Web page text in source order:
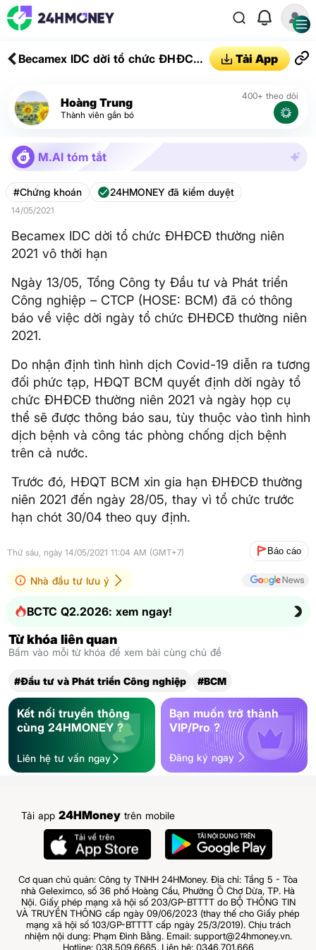
Becamex IDC dời tổ chức ĐHĐCĐ
Tải App
Hoàng Trung
Thành viên gắn bó
400+ theo dõi
M.AI tóm tắt
#Chứng khoán 24HMONEY đã kiểm duyệt
14/05/2021
Becamex IDC dời tổ chức ĐHĐCĐ thường niên
2021 vô thời hạn
Ngày 13/05, Tổng Công ty Đầu tư và Phát triển
Công nghiệp – CTCP (HOSE: BCM) đã có thông
báo về việc dời ngày tổ chức ĐHĐCĐ thường niên
2021.
Do nhận định tình hình dịch Covid-19 diễn ra tương
đối phức tạp, HĐQT BCM quyết định dời ngày tổ
chức ĐHĐCĐ thường niên 2021 và ngày họp cụ
thể sẽ được thông báo sau, tùy thuộc vào tình hình
dịch bệnh và công tác phòng chống dịch bệnh
trên cả nước.
Trước đó, HĐQT BCM xin gia hạn ĐHĐCĐ thường
niên 2021 đến ngày 28/05, thay vì tổ chức trước
hạn chót 30/04 theo quy định.
Thứ sáu, ngày 14/05/2021 11:04 AM (GMT+7) Báo cáo
Nhà đầu tư lưu ý
BCTC Q2.2026: xem ngay!
Từ khóa liên quan
Bấm vào mỗi từ khóa để xem bài cùng chủ đề
#Đầu tư và Phát triển Công nghiệp #BCM
Kết nối truyền thông
cùng 24HMONEY ?
Liên hệ tư vấn ngay
Bạn muốn trở thành
VIP/Pro ?
Đăng ký ngay
Tải app 24HMoney trên mobile
Cơ quan chủ quản: Công ty TNHH 24HMoney. Địa chỉ: Tầng 5 - Tòa
nhà Geleximco, số 36 phố Hoàng Cầu, Phường Ô Chợ Dừa, TP. Hà
Nội. Giấy phép mạng xã hội số 203/GP-BTTTT do BỘ THÔNG TIN
VÀ TRUYỀN THÔNG cấp ngày 09/06/2023 (thay thế cho Giấy phép
mạng xã hội số 103/GP-BTTTT cấp ngày 25/3/2019). Chịu trách
nhiệm nội dung: Phạm Đình Bằng. Email: support@24hmoney.vn.
Hotline: 038.509.6665. Liên hệ: 0346.701.666